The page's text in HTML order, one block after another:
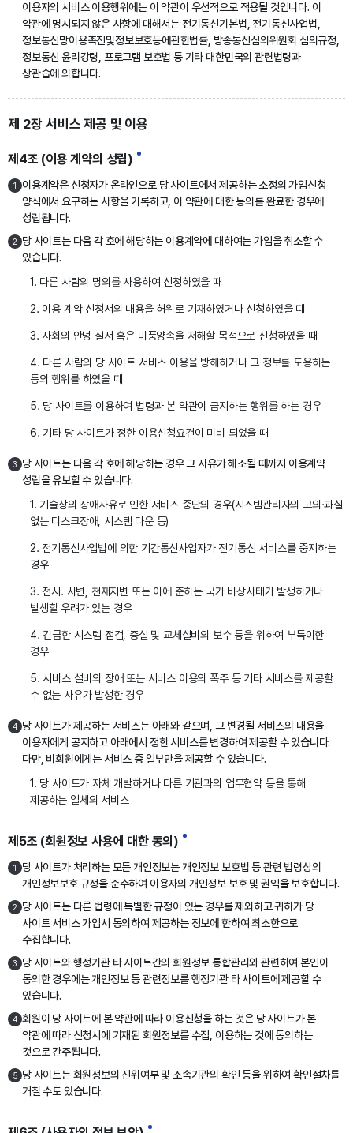
이용자의 서비스 이용행위에는 이 약관이 우선적으로 적용될 것입니다. 이
약관에 명시되지 않은 사항에 대해서는 전기통신기본법, 전기통신사업법,
정보통신망이용촉진및정보보호등에관한법률, 방송통신심의위원회 심의규정,
정보통신 윤리강령, 프로그램 보호법 등 기타 대한민국의 관련법령과
상관습에 의합니다.
제 2장 서비스 제공 및 이용
제4조 (이용 계약의 성립)
1
이용계약은 신청자가 온라인으로 당 사이트에서 제공하는 소정의 가입신청
양식에서 요구하는 사항을 기록하고, 이 약관에 대한 동의를 완료한 경우에
성립됩니다.
2
당 사이트는 다음 각 호에 해당하는 이용계약에 대하여는 가입을 취소할 수
있습니다.
1. 다른 사람의 명의를 사용하여 신청하였을 때
2. 이용 계약 신청서의 내용을 허위로 기재하였거나 신청하였을 때
3. 사회의 안녕 질서 혹은 미풍양속을 저해할 목적으로 신청하였을 때
4. 다른 사람의 당 사이트 서비스 이용을 방해하거나 그 정보를 도용하는
등의 행위를 하였을 때
5. 당 사이트를 이용하여 법령과 본 약관이 금지하는 행위를 하는 경우
6. 기타 당 사이트가 정한 이용신청요건이 미비 되었을 때
3
당 사이트는 다음 각 호에 해당하는 경우 그 사유가 해소될 때까지 이용계약
성립을 유보할 수 있습니다.
1. 기술상의 장애사유로 인한 서비스 중단의 경우(시스템관리자의 고의·과실
없는 디스크장애, 시스템 다운 등)
2. 전기통신사업법에 의한 기간통신사업자가 전기통신 서비스를 중지하는
경우
3. 전시. 사변, 천재지변 또는 이에 준하는 국가 비상사태가 발생하거나
발생할 우려가 있는 경우
4. 긴급한 시스템 점검, 증설 및 교체설비의 보수 등을 위하여 부득이한
경우
5. 서비스 설비의 장애 또는 서비스 이용의 폭주 등 기타 서비스를 제공할
수 없는 사유가 발생한 경우
4 당 사이트가 제공하는 서비스는 아래와 같으며, 그 변경될 서비스의 내용을
이용자에게 공지하고 아래에서 정한 서비스를 변경하여 제공할 수 있습니다.
다만, 비회원에게는 서비스 중 일부만을 제공할 수 있습니다.
1. 당 사이트가 자체 개발하거나 다른 기관과의 업무협약 등을 통해
제공하는 일체의 서비스
제5조 (회원정보 사용에 대한 동의)
1
당 사이트가 처리하는 모든 개인정보는 개인정보 보호법 등 관련 법령상의
개인정보보호 규정을 준수하여 이용자의 개인정보 보호 및 권익을 보호합니다.
2
당 사이트는 다른 법령에 특별한 규정이 있는 경우를 제외하고 귀하가 당
사이트 서비스 가입시 동의하여 제공하는 정보에 한하여 최소한으로
수집합니다.
3
당 사이트와 행정기관 타 사이트간의 회원정보 통합관리와 관련하여 본인이
동의한 경우에는 개인정보 등 관련정보를 행정기관 타 사이트에 제공할 수
있습니다.
4 회원이 당 사이트에 본 약관에 따라 이용신청을 하는 것은 당 사이트가 본
약관에 따라 신청서에 기재된 회원정보를 수집, 이용하는 것에 동의하는
것으로 간주됩니다.
5
당 사이트는 회원정보의 진위여부 및 소속기관의 확인 등을 위하여 확인절차를
거칠 수도 있습니다.